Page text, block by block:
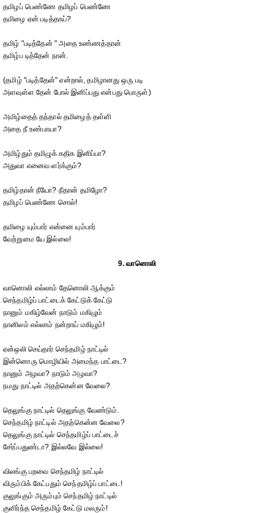
தமிழப் பெண்ணே தமிழப் பெண்ணே
தமிழை ஏன் படித்தாய்?
தமிழ் "படித்தேன் " அதை உண்ணத்தான்
தமிழ்ப டித்தேன் நான்.
(தமிழ் "படித்தேன்" என்றால், தமிழானது ஒரு படி
அளவுள்ள தேன் போல் இனிப்பது என்பது பொருள்)
அமிழ்தைத் தந்தால் தமிழைத் தள்ளி
அதை நீ உண்பாயா?
அமிழ்தும் தமிழுக் கதிக இனிப்பா?
அதுவா எனைவ ளர்க்கும்?
தமிழ்தான் நீயோ? நீதான் தமிழோ?
தமிழப் பெண்ணே சொல்!
தமிழை யும்பார் என்னை யும்பார்
வேற்றுமை யே இல்லை!
9. வானொலி
வானொலி எல்லாம் தேனொலி ஆக்கும்
செந்தமிழ்ப் பாட்டைக் கேட்டுக் கேட்டு
நானும் மகிழ்வேன் நாடும் மகிழும்
நானிலம் எல்லாம் நன்றாய் மகிழும்!
ஏன்ஒலி செய்தார் செந்தமிழ் நாட்டில்
இன்னொரு மொழியில் அமைந்த பாட்டை?
நானும் அழவா? நாடும் அழவா?
நமது நாட்டில் அதற்கென்ன வேலை?
தெலுங்கு நாட்டில் தெலுங்கு வேண்டும்.
செந்தமிழ் நாட்டில் அதற்கென்ன வேலை?
தெலுங்கு நாட்டில் செந்தமிழ்ப் பாட்டைச்
சேர்ப்பதுண்டா? இல்லவே இல்லை!
விலங்கு பறவை செந்தமிழ் நாட்டில்
விரும்பிக் கேட்பதும் செந்தமிழ்ப் பாட்டை!
குலுங்கும் அரும்பும் செந்தமிழ் நாட்டில்
குளிர்ந்த செந்தமிழ் கேட்டு மலரும்!